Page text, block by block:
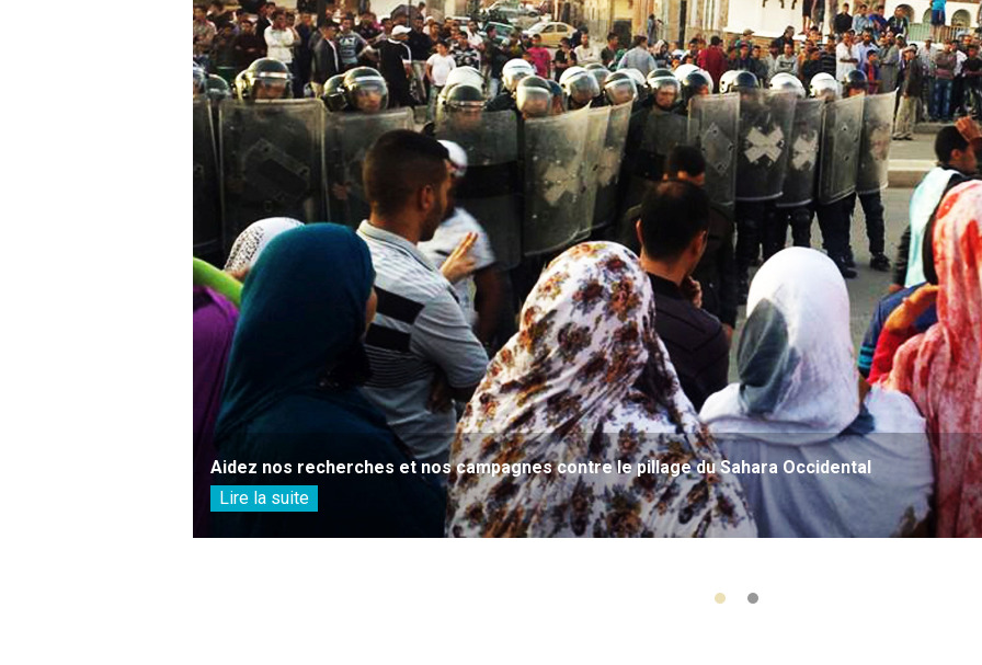
Aidez nos recherches et nos campagnes contre le pillage du Sahara Occidental
Lire la suite